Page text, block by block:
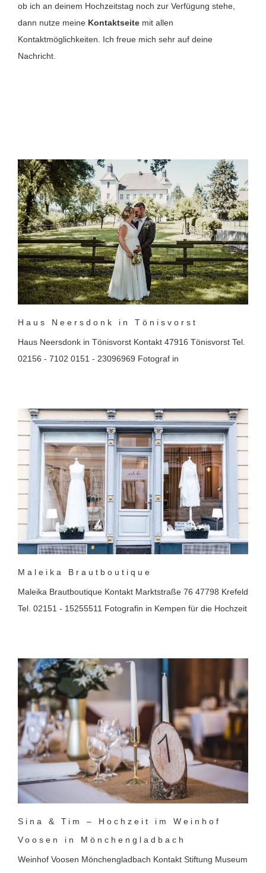
ob ich an deinem Hochzeitstag noch zur Verfügung stehe,
dann nutze meine Kontaktseite mit allen
Kontaktmöglichkeiten. Ich freue mich sehr auf deine
Nachricht.
Haus Neersdonk in Tönisvorst
Haus Neersdonk in Tönisvorst Kontakt 47916 Tönisvorst Tel.
02156 - 7102 0151 - 23096969 Fotograf in
Maleika Brautboutique
Maleika Brautboutique Kontakt Marktstraße 76 47798 Krefeld
Tel. 02151 - 15255511 Fotografin in Kempen für die Hochzeit
Sina & Tim – Hochzeit im Weinhof
Voosen in Mönchengladbach
Weinhof Voosen Mönchengladbach Kontakt Stiftung Museum